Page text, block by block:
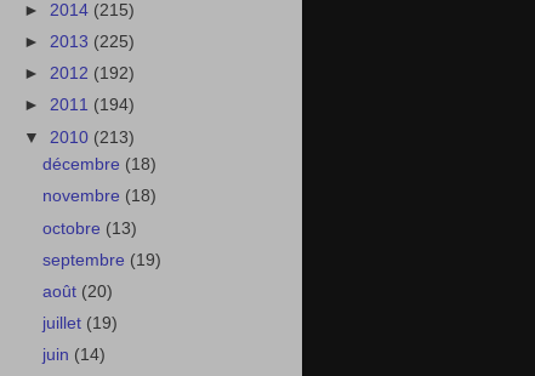
► 2014 (215)
► 2013 (225)
► 2012 (192)
► 2011 (194)
▼ 2010 (213)
décembre (18)
novembre (18)
octobre (13)
septembre (19)
août (20)
juillet (19)
juin (14)